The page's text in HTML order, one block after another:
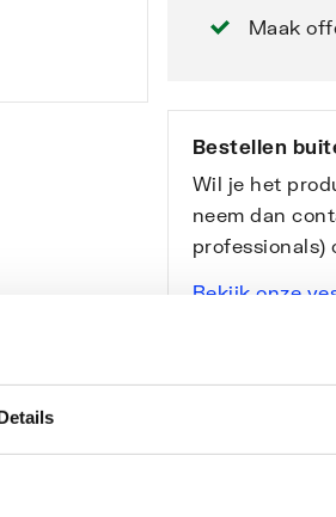
Maak
Bestellen
Wil je het
neem dan
professionals)
Bekijk onze